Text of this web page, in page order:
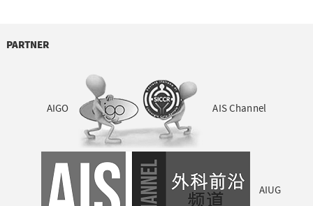
PARTNER
AIGO AIS Channel
AIUG